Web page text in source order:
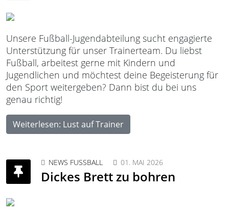
Unsere Fußball-Jugendabteilung sucht engagierte
Unterstützung für unser Trainerteam. Du liebst
Fußball, arbeitest gerne mit Kindern und
Jugendlichen und möchtest deine Begeisterung für
den Sport weitergeben? Dann bist du bei uns
genau richtig!
Weiterlesen: Lust auf Trainer
NEWS FUSSBALL 01. MAI 2026
Dickes Brett zu bohren